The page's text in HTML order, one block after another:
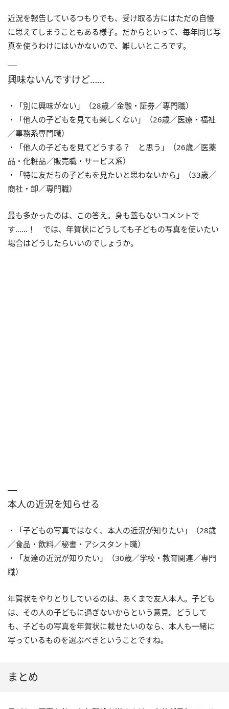
近況を報告しているつもりでも、受け取る方にはただの自慢
に思えてしまうこともある様子。だからといって、毎年同じ写
真を使うわけにはいかないので、難しいところです。
興味ないんですけど……
・「別に興味がない」（28歳／金融・証券／専門職）
・「他人の子どもを見ても楽しくない」（26歳／医療・福祉
／事務系専門職）
・「他人の子どもを見てどうする？ と思う」（26歳／医薬
品・化粧品／販売職・サービス系）
・「特に友だちの子どもを見たいと思わないから」（33歳／
商社・卸／専門職）
最も多かったのは、この答え。身も蓋もないコメントで
す……！ では、年賀状にどうしても子どもの写真を使いたい
場合はどうしたらいいのでしょうか。
本人の近況を知らせる
・「子どもの写真ではなく、本人の近況が知りたい」（28歳
／食品・飲料／秘書・アシスタント職）
・「友達の近況が知りたい」（30歳／学校・教育関連／専門
職）
年賀状をやりとりしているのは、あくまで友人本人。子ども
は、その人の子どもに過ぎないからという意見。どうして
も、子どもの写真を年賀状に載せたいのなら、本人も一緒に
写っているものを選ぶべきということですね。
まとめ